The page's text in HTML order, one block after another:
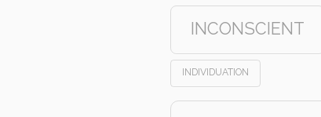
INCONSCIENT
INDIVIDUATION